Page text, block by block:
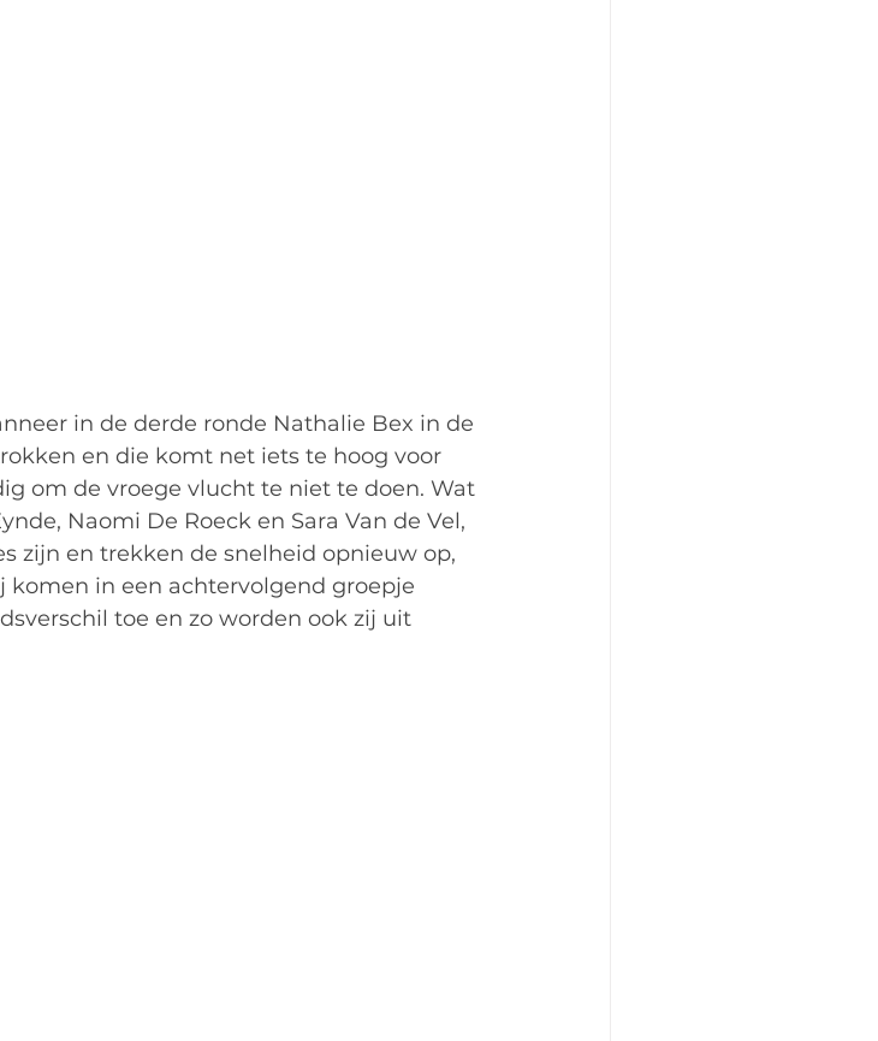
in de derde ronde Nathalie Bex in de
en die komt net iets te hoog voor
om de vroege vlucht te niet te doen. Wat
Naomi De Roeck en Sara Van de Vel,
zijn en trekken de snelheid opnieuw op,
komen in een achtervolgend groepje
toe en zo worden ook zij uit